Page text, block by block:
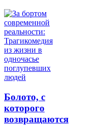
Болото, с
которого
возвращаются